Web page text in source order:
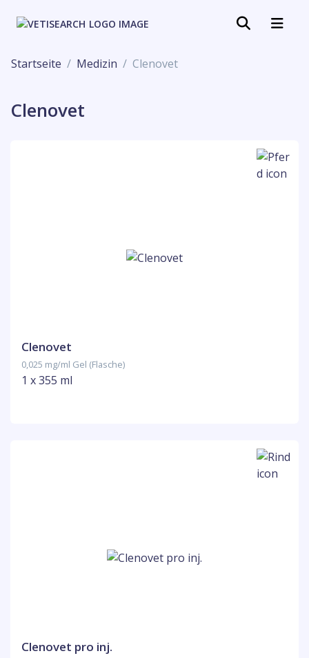
Startseite Medizin Clenovet
Clenovet
Clenovet
0,025 mg/ml Gel (Flasche)
1 x 355 ml
Clenovet pro inj.